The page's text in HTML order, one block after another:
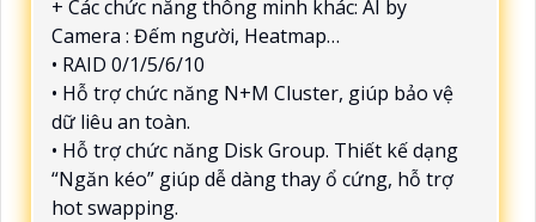
+ Các chức năng thông minh khác: AI by
Camera : Đếm người, Heatmap…
• RAID 0/1/5/6/10
• Hỗ trợ chức năng N+M Cluster, giúp bảo vệ
dữ liêu an toàn.
• Hỗ trợ chức năng Disk Group. Thiết kế dạng
“Ngăn kéo” giúp dễ dàng thay ổ cứng, hỗ trợ
hot swapping.